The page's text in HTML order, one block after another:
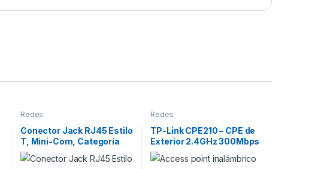
Redes
Conector Jack RJ45 Estilo
T, Mini-Com, Categoría
5e, de 8 posiciones y 8
cables, Color Negro.
Redes
TP-Link CPE210 – CPE de
Exterior 2.4GHz 300Mbps
9dBi